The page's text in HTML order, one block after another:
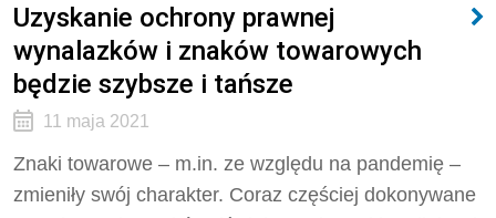
Uzyskanie ochrony prawnej
wynalazków i znaków towarowych
będzie szybsze i tańsze
11 maja 2021
Znaki towarowe – m.in. ze względu na pandemię –
zmieniły swój charakter. Coraz częściej dokonywane